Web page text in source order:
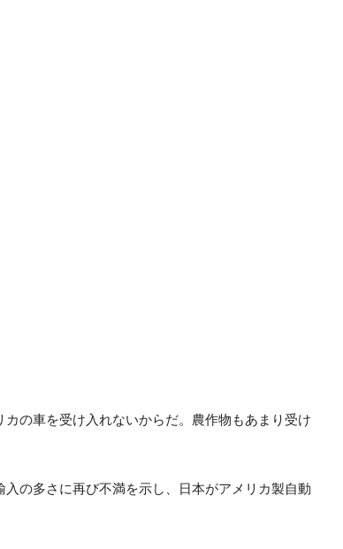
の車を受け入れないからだ。農作物もあまり受け
の多さに再び不満を示し、日本がアメリカ製自動